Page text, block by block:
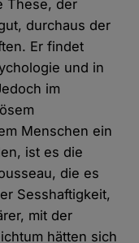
These, der
durchaus der
Er findet
und in
im
Menschen ein
ist es die
die es
Sesshaftigkeit,
mit der
hätten sich